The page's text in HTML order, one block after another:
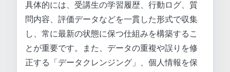
具体的には、受講生の学習履歴、行動ログ、質
問内容、評価データなどを一貫した形式で収集
し、常に最新の状態に保つ仕組みを構築するこ
とが重要です。また、データの重複や誤りを修
正する「データクレンジング」、個人情報を保